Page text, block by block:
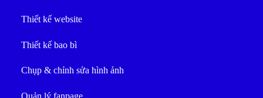
Thiết kế website
Thiết kế bao bì
Chụp & chỉnh sửa hình ảnh
Quản lý fanpage